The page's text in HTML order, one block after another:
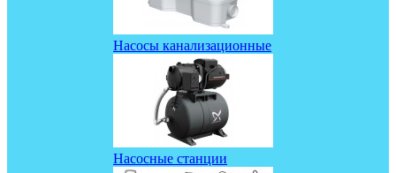
Насосы канализационные
Насосные станции